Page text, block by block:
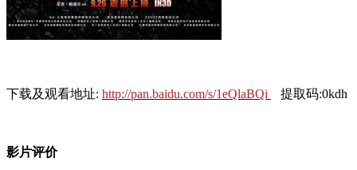
下载及观看地址: http://pan.baidu.com/s/1eQlaBQi 提取码:0kdh
影片评价